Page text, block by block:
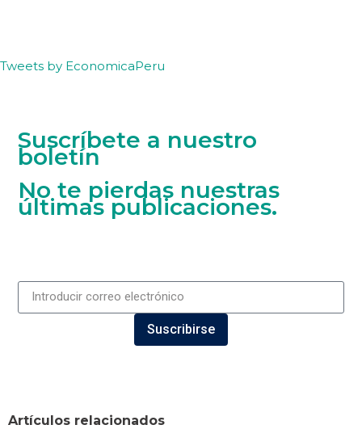
Tweets by EconomicaPeru
Suscríbete a nuestro
boletín
No te pierdas nuestras
últimas publicaciones.
Suscribirse
Artículos relacionados